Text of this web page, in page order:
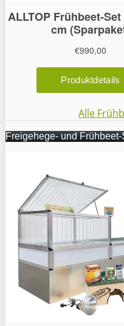
Alle
Freigehege- und Frühbeet-